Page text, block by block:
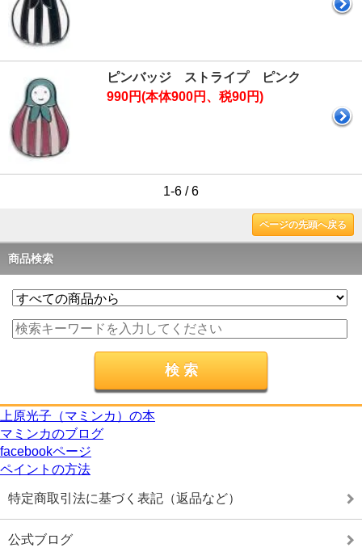
ピンバッジ ストライプ ピンク
990円(本体900円、税90円)
1-6 / 6
ページの先頭へ戻る
商品検索
上原光子（マミンカ）の本
マミンカのブログ
facebookページ
ペイントの方法
特定商取引法に基づく表記（返品など）
公式ブログ